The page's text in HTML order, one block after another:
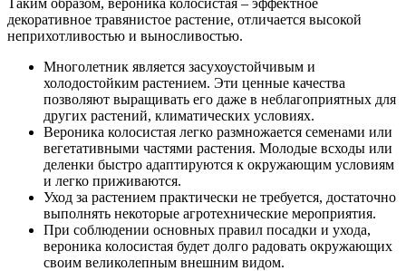
декоративное травянистое растение, отличается высокой
неприхотливостью и выносливостью.
Многолетник является засухоустойчивым и
холодостойким растением. Эти ценные качества
позволяют выращивать его даже в неблагоприятных для
других растений, климатических условиях.
Вероника колосистая легко размножается семенами или
вегетативными частями растения. Молодые всходы или
деленки быстро адаптируются к окружающим условиям
и легко приживаются.
Уход за растением практически не требуется, достаточно
выполнять некоторые агротехнические мероприятия.
При соблюдении основных правил посадки и ухода,
вероника колосистая будет долго радовать окружающих
своим великолепным внешним видом.